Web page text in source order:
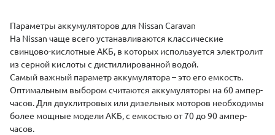
­­­­Параметры аккумуляторов для Nissan Caravan
На Nissan чаще всего устанавливаются классические
свинцово-кислотные АКБ, в которых используется электролит
из серной кислоты с дистиллированной водой.
Самый важный параметр аккумулятора – это его емкость.
Оптимальным выбором считаются аккумуляторы на 60 ампер-
часов. Для двухлитровых или дизельных моторов необходимы
более мощные модели АКБ, с емкостью от 70 до 90 ампер-
часов.